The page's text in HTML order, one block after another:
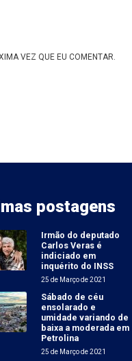
VEZ QUE EU COMENTAR.
postagens
Irmão do deputado
Carlos Veras é
indiciado em
inquérito do INSS
25 de Março de 2021
Sábado de céu
ensolarado e
umidade variando de
baixa a moderada em
Petrolina
25 de Março de 2021